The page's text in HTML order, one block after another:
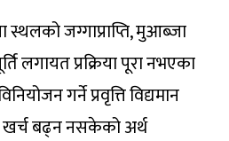
स्थलको जग्गाप्राप्ति, मुआब्जा
लगायत प्रक्रिया पूरा नभएका
गर्ने प्रवृत्ति विद्यमान
बढ्न नसकेको अर्थ